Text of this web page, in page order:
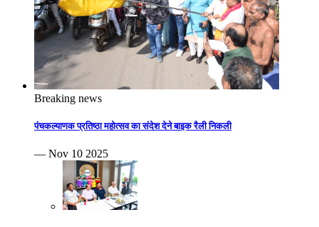
Breaking news
पंचकल्याणक प्रतिष्ठा महोत्सव का संदेश देने बाइक रैली निकली
— Nov 10 2025